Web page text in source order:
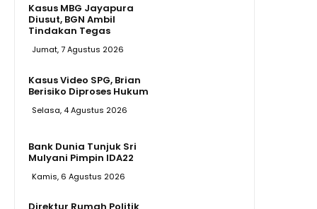
Kasus MBG Jayapura
Diusut, BGN Ambil
Tindakan Tegas
Jumat, 7 Agustus 2026
Kasus Video SPG, Brian
Berisiko Diproses Hukum
Selasa, 4 Agustus 2026
Bank Dunia Tunjuk Sri
Mulyani Pimpin IDA22
Kamis, 6 Agustus 2026
Direktur Rumah Politik